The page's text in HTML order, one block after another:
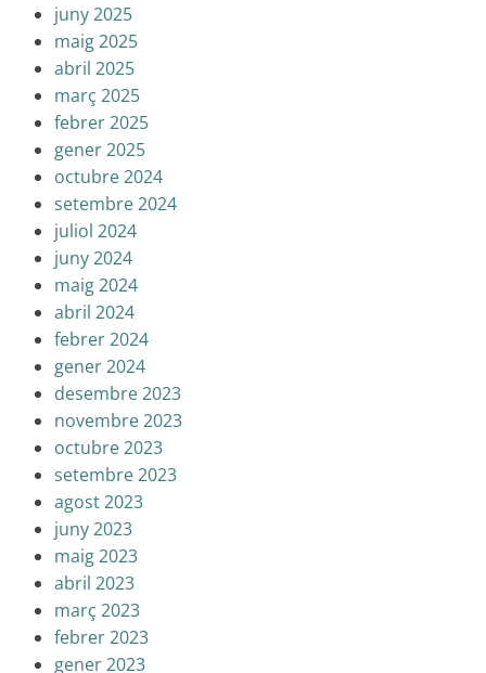
juny 2025
maig 2025
abril 2025
març 2025
febrer 2025
gener 2025
octubre 2024
setembre 2024
juliol 2024
juny 2024
maig 2024
abril 2024
febrer 2024
gener 2024
desembre 2023
novembre 2023
octubre 2023
setembre 2023
agost 2023
juny 2023
maig 2023
abril 2023
març 2023
febrer 2023
gener 2023